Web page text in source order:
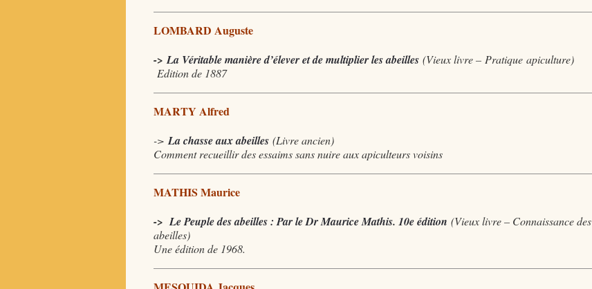
LOMBARD Auguste
->La Véritable manière d’élever et de multiplier les abeilles (Vieux livre – Pratique apiculture)
Edition de 1887
MARTY Alfred
-> La chasse aux abeilles (Livre ancien)
Comment recueillir des essaims sans nuire aux apiculteurs voisins
MATHIS Maurice
->Le Peuple des abeilles : Par le Dr Maurice Mathis. 10e édition (Vieux livre – Connaissance des
abeilles)
Une édition de 1968.